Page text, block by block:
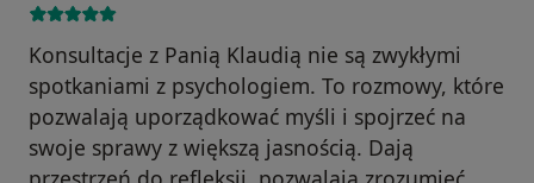
Konsultacje z Panią Klaudią nie są zwykłymi
spotkaniami z psychologiem. To rozmowy, które
pozwalają uporządkować myśli i spojrzeć na
swoje sprawy z większą jasnością. Dają